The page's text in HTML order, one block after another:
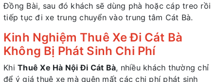
Đồng Bài, sau đó khách sẽ dùng phà hoặc cáp treo rồi
tiếp tục đi xe trung chuyển vào trung tâm Cát Bà.
Kinh Nghiệm Thuê Xe Đi Cát Bà
Không Bị Phát Sinh Chi Phí
Khi Thuê Xe Hà Nội Đi Cát Bà, nhiều khách thường chỉ
để ý giá thuê xe mà quên mất các chi phí phát sinh